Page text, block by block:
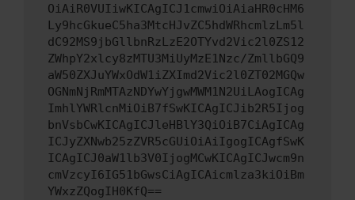
OiAiR0VUIiwKICAgICJ1cmwiOiAiaHR0cHM6
Ly9hcGkueC5ha3MtcHJvZC5hdWRhcmlzLm5l
dC92MS9jbGllbnRzLzE2OTYvd2Vic2l0ZS12
ZWhpY2xlcy8zMTU3MiUyMzE1Nzc/ZmllbGQ9
aW50ZXJuYWxOdW1iZXImd2Vic2l0ZT02MGQw
OGNmNjRmMTAzNDYwYjgwMWM1N2UiLAogICAg
ImhlYWRlcnMiOiB7fSwKICAgICJib2R5Ijog
bnVsbCwKICAgICJleHBlY3QiOiB7CiAgICAg
ICJyZXNwb25zZVR5cGUiOiAiIgogICAgfSwK
ICAgICJ0aW1lb3V0IjogMCwKICAgICJwcm9n
cmVzcyI6IG51bGwsCiAgICAicmlza3kiOiBm
YWxzZQogIH0KfQ==